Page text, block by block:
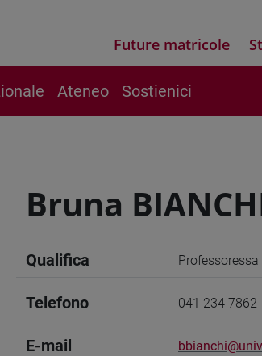
Future matricole
Ateneo Sostienici
Bruna
Qualifica
Telefono 041 234 7862
E-mail